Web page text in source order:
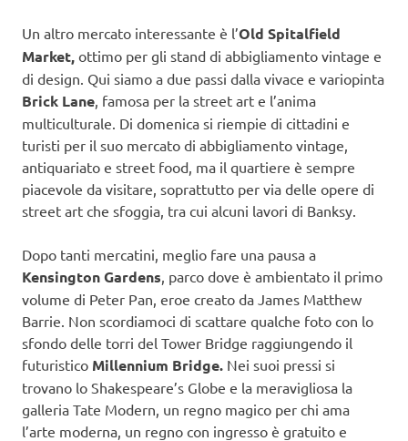
Un altro mercato interessante è l’Old Spitalfield
Market, ottimo per gli stand di abbigliamento vintage e
di design. Qui siamo a due passi dalla vivace e variopinta
Brick Lane , famosa per la street art e l’anima
multiculturale. Di domenica si riempie di cittadini e
turisti per il suo mercato di abbigliamento vintage,
antiquariato e street food, ma il quartiere è sempre
piacevole da visitare, soprattutto per via delle opere di
street art che sfoggia, tra cui alcuni lavori di Banksy.
Dopo tanti mercatini, meglio fare una pausa a
Kensington Gardens , parco dove è ambientato il primo
volume di Peter Pan, eroe creato da James Matthew
Barrie. Non scordiamoci di scattare qualche foto con lo
sfondo delle torri del Tower Bridge raggiungendo il
futuristico Millennium Bridge. Nei suoi pressi si
trovano lo Shakespeare’s Globe e la meravigliosa la
galleria Tate Modern, un regno magico per chi ama
l’arte moderna, un regno con ingresso è gratuito e